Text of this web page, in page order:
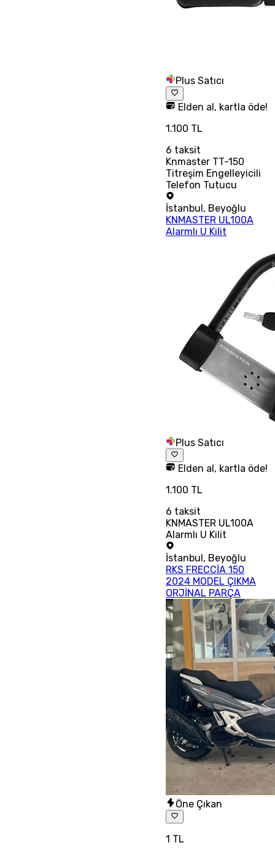
Plus Satıcı
Elden al, kartla öde!
1.100 TL
6 taksit
Knmaster TT-150
Titreşim Engelleyicili
Telefon Tutucu
İstanbul, Beyoğlu
KNMASTER UL100A
Alarmlı U Kilit
Plus Satıcı
Elden al, kartla öde!
1.100 TL
6 taksit
KNMASTER UL100A
Alarmlı U Kilit
İstanbul, Beyoğlu
RKS FRECCİA 150
2024 MODEL ÇIKMA
ORJİNAL PARÇA
Öne Çıkan
1 TL